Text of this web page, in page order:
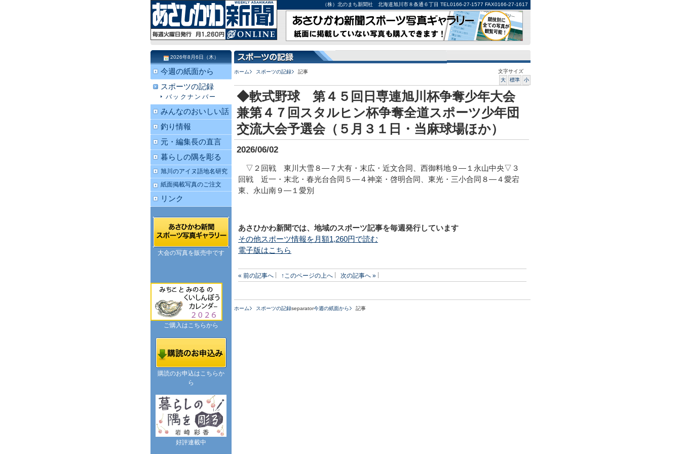
（株）北のまち新聞社 北海道旭川市８条通６丁目 TEL0166-27-1577 FAX0166-27-1617
ホーム スポーツの記録 記事
文字サイズ
大
標準 小
◆軟式野球 第４５回日専連旭川杯争奪少年大会
兼第４７回スタルヒン杯争奪全道スポーツ少年団
交流大会予選会（５月３１日・当麻球場ほか）
2026/06/02
▽２回戦 東川大雪８―７大有・末広・近文合同、西御料地９―１永山中央▽３
回戦 近一・末北・春光台合同５―４神楽・啓明合同、東光・三小合同８―４愛宕
東、永山南９―１愛別
あさひかわ新聞では、地域のスポーツ記事を毎週発行しています
その他スポーツ情報を月額1,260円で読む
電子版はこちら
« 前の記事へ ↑このページの上へ 次の記事へ »
ホーム スポーツの記録separator今週の紙面から 記事
2026年8月6日（木）
今週の紙面から
スポーツの記録
バックナンバー
みんなのおいしい話
釣り情報
元・編集長の直言
暮らしの隅を彫る
旭川のアイヌ語地名研究
紙面掲載写真のご注文
リンク
大会の写真を販売中です
ご購入はこちらから
購読のお申込はこちらか
ら
好評連載中